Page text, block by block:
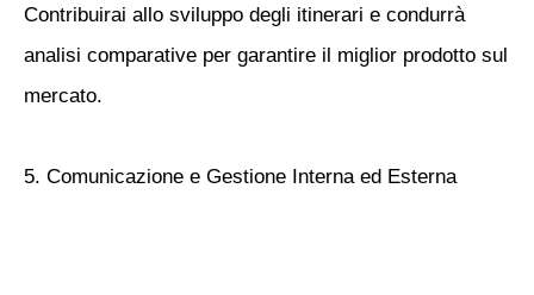
Contribuirai allo sviluppo degli itinerari e condurrà
analisi comparative per garantire il miglior prodotto sul
mercato.
5. Comunicazione e Gestione Interna ed Esterna